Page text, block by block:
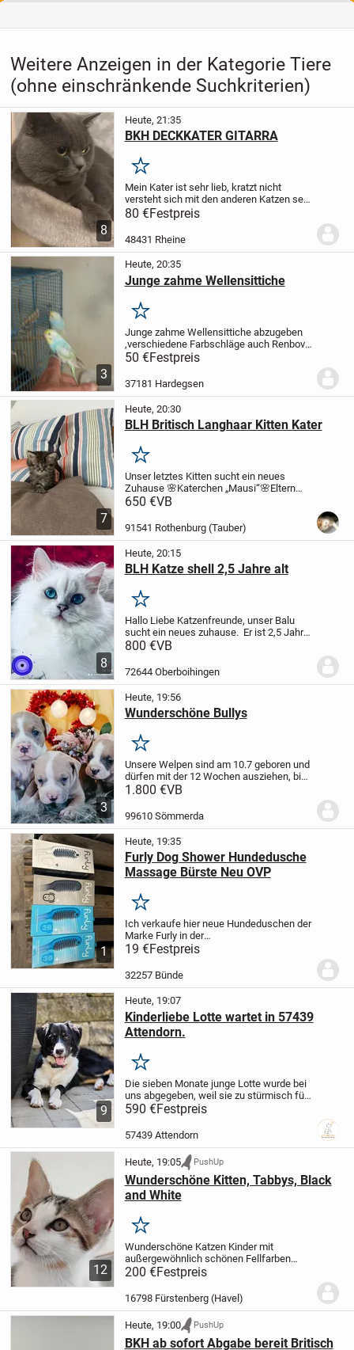
Weitere Anzeigen in der Kategorie Tiere
(ohne einschränkende Suchkriterien)
8
Heute, 21:35
BKH DECKKATER GITARRA
Merken
Mein Kater ist sehr lieb, kratzt nicht
versteht sich mit den anderen Katzen sehr
gut. Sie können ihre Katze zu uns bringen.
Ihre Katze bleibt 4-5 Tagen bei uns, falls
es bei der ersten Deckung nicht...
80 €Festpreis
48431 Rheine
3
Heute, 20:35
Junge zahme Wellensittiche
Merken
Junge zahme Wellensittiche abzugeben
,verschiedene Farbschläge auch Renbov
Wellensittiche.Das Stück 50 Euro
50 €Festpreis
37181 Hardegsen
7
Heute, 20:30
BLH Britisch Langhaar Kitten Kater
Merken
Unser letztes Kitten sucht ein neues
Zuhause 🌸Katerchen „Mausi“🌸Eltern
beide reinrassig Britisch Langhaar
letzten FotosWir züchten Britisch
650 €VB
91541 Rothenburg (Tauber)
8
Heute, 20:15
BLH Katze shell 2,5 Jahre alt
Merken
Hallo Liebe Katzenfreunde, unser Balu
sucht ein neues zuhause. Er ist 2,5 Jahre
alt und sucht ein neues zuhause.
sich einfach.Bis dahin
800 €VB
72644 Oberboihingen
3
Heute, 19:56
Wunderschöne Bullys
Merken
Unsere Welpen sind am 10.7 geboren und
dürfen mit der 12 Wochen ausziehen, bis
dahin sind sie mehrfach entwurmt,
Ausweis.Beide Eltern sind vor Ort, Mama...
1.800 €VB
99610 Sömmerda
1
Heute, 19:35
Furly Dog Shower Hundedusche
Massage Bürste Neu OVP
Merken
Ich verkaufe hier neue Hundeduschen der
Marke Furly in der
Originalverpackung.
Helfer vereinen das Waschen des
Hundes mit einer angenehmen
19 €Festpreis
32257 Bünde
9
Heute, 19:07
Kinderliebe Lotte wartet in 57439
Attendorn.
Merken
Die sieben Monate junge Lotte wurde bei
uns abgegeben, weil sie zu stürmisch für
die im Haushalt lebenden Kinder war und
die Halter insgesamt überfordert mit der
Junghündin waren. Die 60 cm große...
590 €Festpreis
57439 Attendorn
12
Heute, 19:05 PushUp
Wunderschöne Kitten, Tabbys, Black
and White
Merken
Wunderschöne Katzen Kinder mit
außergewöhnlich schönen Fellfarben
suchen ab sofort ihr neues zu Hause. Da
sie im Haushalt sozialisiert wurden, sind
sie allesamt stubenrein, neugierig und
lieben die...
200 €Festpreis
16798 Fürstenberg (Havel)
Heute, 19:00 PushUp
BKH ab sofort Abgabe bereit Britisch